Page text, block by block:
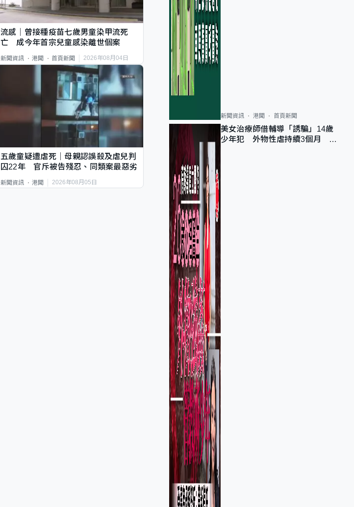
流感｜曾接種疫苗七歲男童染甲流死
亡 成今年首宗兒童感染離世個案
新聞資訊 港聞 首頁新聞 2026年08月04日
五歲童疑遭虐死｜母親認誤殺及虐兒判
囚22年 官斥被告殘忍、同類案最惡劣
新聞資訊 港聞 2026年08月05日
新聞資訊 港聞 首頁新聞
美女治療師借輔導「誘騙」14歲
少年犯 外物性虐持續3個月 受